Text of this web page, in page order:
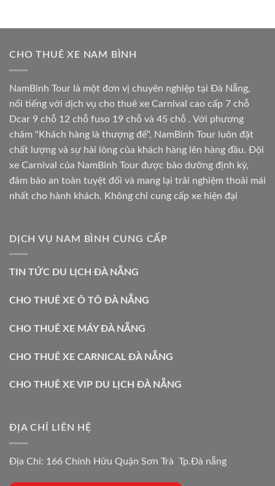
CHO THUÊ XE NAM BÌNH
NamBinh Tour là một đơn vị chuyên nghiệp tại Đà Nẵng,
nổi tiếng với dịch vụ cho thuê xe Carnival cao cấp 7 chỗ
Dcar 9 chỗ 12 chỗ fuso 19 chỗ và 45 chỗ . Với phương
châm "Khách hàng là thượng đế", NamBinh Tour luôn đặt
chất lượng và sự hài lòng của khách hàng lên hàng đầu. Đội
xe Carnival của NamBinh Tour được bảo dưỡng định kỳ,
đảm bảo an toàn tuyệt đối và mang lại trải nghiệm thoải mái
nhất cho hành khách. Không chỉ cung cấp xe hiện đại
DỊCH VỤ NAM BÌNH CUNG CẤP
TIN TỨC DU LỊCH ĐÀ NẴNG
CHO THUÊ XE Ô TÔ ĐÀ NẴNG
CHO THUÊ XE MÁY ĐÀ NẴNG
CHO THUÊ XE CARNICAL ĐÀ NẴNG
CHO THUÊ XE VIP DU LỊCH ĐÀ NẴNG
ĐỊA CHỈ LIÊN HỆ
Địa Chỉ: 166 Chính Hữu Quận Sơn Trà Tp.Đà nẵng